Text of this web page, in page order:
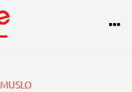
MUSLO